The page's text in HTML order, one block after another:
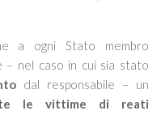
a ogni Stato membro
– nel caso in cui sia stato
dal responsabile – un
le vittime di reati